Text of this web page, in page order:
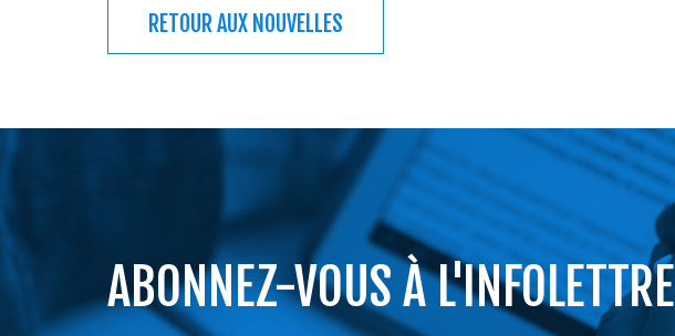
RETOUR AUX NOUVELLES
ABONNEZ-VOUS À L'INFOLETTRE